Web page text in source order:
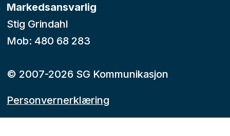
Markedsansvarlig
Stig Grindahl
Mob: 480 68 283
© 2007-2026 SG Kommunikasjon
Personvernerklæring